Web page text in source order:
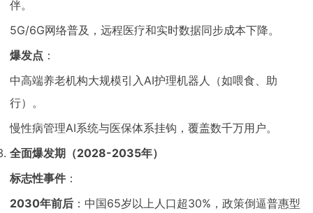
伴。
5G/6G网络普及，远程医疗和实时数据同步成本下降。
爆发点 ：
中高端养老机构大规模引入AI护理机器人（如喂食、助
行）。
慢性病管理AI系统与医保体系挂钩，覆盖数千万用户。
全面爆发期（2028-2035年）
标志性事件：
2030年前后 ：中国65岁以上人口超30%，政策倒逼普惠型